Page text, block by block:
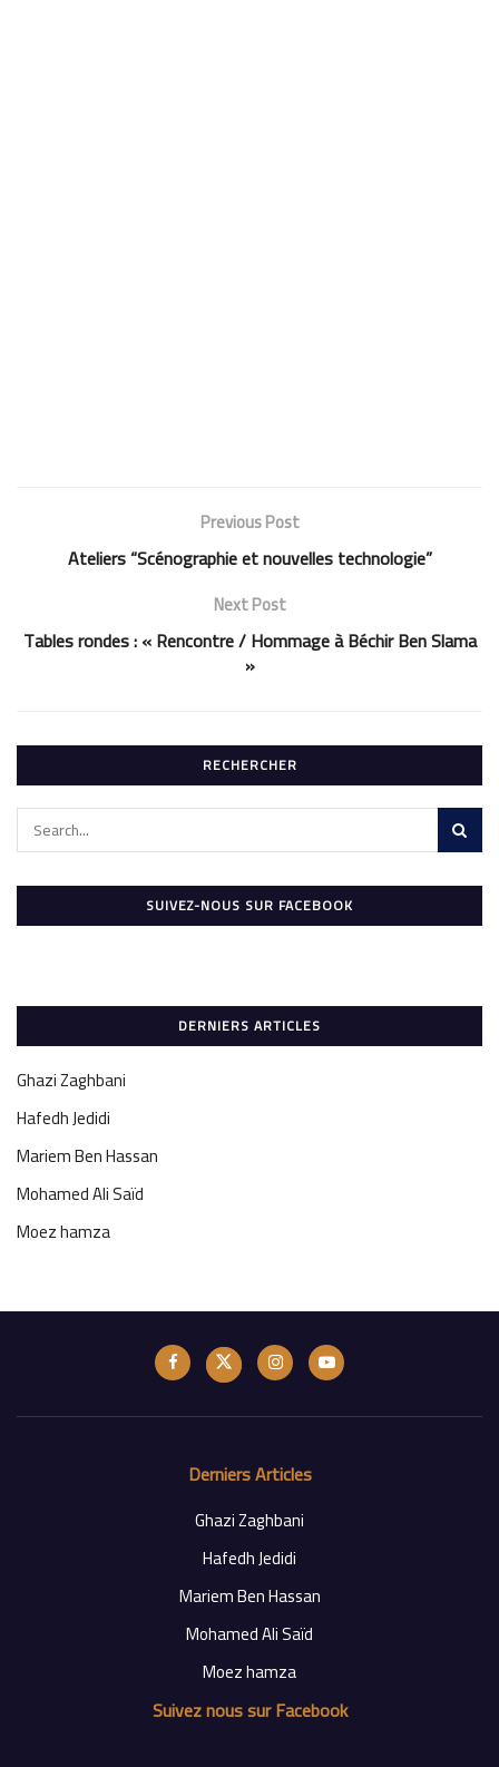
Previous Post
Ateliers “Scénographie et nouvelles technologie”
Next Post
Tables rondes : « Rencontre / Hommage à Béchir Ben Slama
»
RECHERCHER
SUIVEZ-NOUS SUR FACEBOOK
DERNIERS ARTICLES
Ghazi Zaghbani
Hafedh Jedidi
Mariem Ben Hassan
Mohamed Ali Saïd
Moez hamza
Derniers Articles
Ghazi Zaghbani
Hafedh Jedidi
Mariem Ben Hassan
Mohamed Ali Saïd
Moez hamza
Suivez nous sur Facebook